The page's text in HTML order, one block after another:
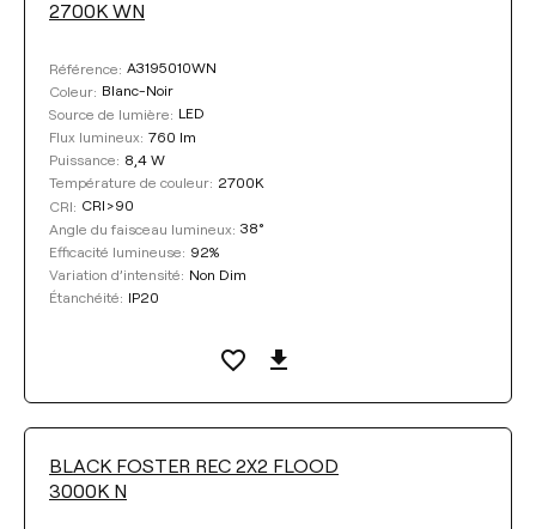
38°
VARIATION D’INTENSITÉ
Non Dim
DALI
IP20
IP54
COLEUR
2700K WN
Référence: A3195010WN
Coleur: Blanc-Noir
Source de lumière: LED
Flux lumineux: 760 lm
Puissance: 8,4 W
Température de couleur: 2700K
CRI: CRI>90
Angle du faisceau lumineux: 38°
Efficacité lumineuse: 92%
Variation d’intensité: Non Dim
Étanchéité: IP20
BLACK FOSTER REC 2X2 FLOOD
3000K N